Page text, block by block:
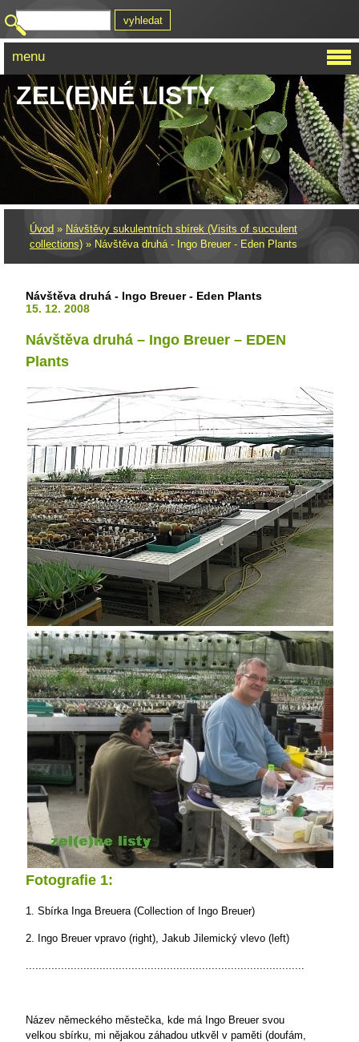
ZEL(E)NÉ LISTY
Úvod » Návštěvy sukulentních sbírek (Visits of succulent
collections) » Návštěva druhá - Ingo Breuer - Eden Plants
Návštěva druhá - Ingo Breuer - Eden Plants
15. 12. 2008
Návštěva druhá – Ingo Breuer – EDEN
Plants
Fotografie 1:
1. Sbírka Inga Breuera (Collection of Ingo Breuer)
2. Ingo Breuer vpravo (right), Jakub Jilemický vlevo (left)
.......................................................................................
Název německého městečka, kde má Ingo Breuer svou
velkou sbírku, mi nějakou záhadou utkvěl v paměti (doufám,
menu